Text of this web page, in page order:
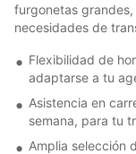
furgonetas
necesidades de
Flexibilidad de
adaptarse a tu
Asistencia en
semana, para tu
Amplia selección